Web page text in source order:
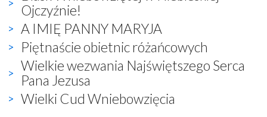
Ojczyźnie!
A IMIĘ PANNY MARYJA
Piętnaście obietnic różańcowych
Wielkie wezwania Najświętszego Serca
Pana Jezusa
Wielki Cud Wniebowzięcia